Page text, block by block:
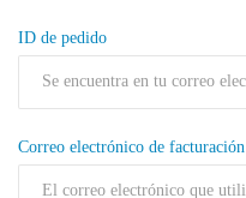
ID de pedido
Correo electrónico de facturación